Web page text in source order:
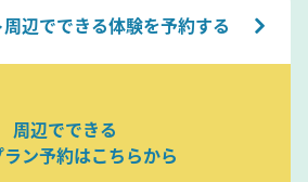
辺でできる体験を予約する
周辺でできる
ン予約はこちらから